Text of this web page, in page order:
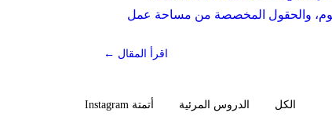
والحقول المخصصة من مساحة عمل
اقرأ المقال ←
الكل الدروس المرئية أتمتة Instagram